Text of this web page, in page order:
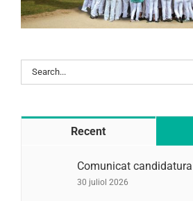
Search
for:
Recent
Comunicat candidatura
30 juliol 2026